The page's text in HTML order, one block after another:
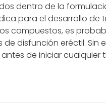
dentro de la
para el desarrollo de
compuestos, es
disfunción eréctil.
de iniciar cualquier